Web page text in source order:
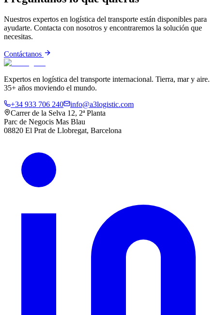
Nuestros expertos en logística del transporte están disponibles para
ayudarte. Contacta con nosotros y encontraremos la solución que
necesitas.
Contáctanos
Expertos en logística del transporte internacional. Tierra, mar y aire.
35+ años moviendo el mundo.
+34 933 706 240
info@a3logistic.com
Carrer de la Selva 12, 2ª Planta
Parc de Negocis Mas Blau
08820 El Prat de Llobregat, Barcelona